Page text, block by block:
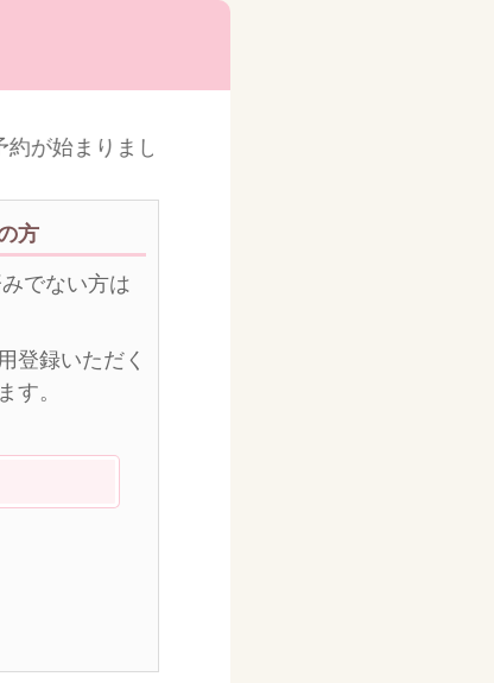
が始まりました
方
でない方は
登録いただく
す。